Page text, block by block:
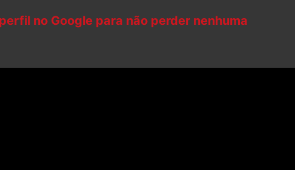
no Google para não perder nenhuma